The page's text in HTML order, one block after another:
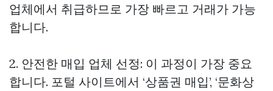
업체에서 취급하므로 가장 빠르고 거래가 가능
합니다.
2. 안전한 매입 업체 선정: 이 과정이 가장 중요
합니다. 포털 사이트에서 ‘상품권 매입’, ‘문화상